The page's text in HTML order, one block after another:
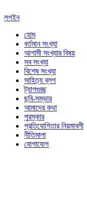
লগইন
হোম
বর্তমান সংখ্যা
আগামী সংখ্যার বিষয়
সব সংখ্যা
বিশেষ সংখ্যা
সাহিত্য ব্লগ
ট্যাগগুচ্ছ
ছবি-সম্ভার
আমাদের কথা
পুরস্কার
প্রতিযোগিতার নিয়মাবলী
নীতিমালা
যোগাযোগ